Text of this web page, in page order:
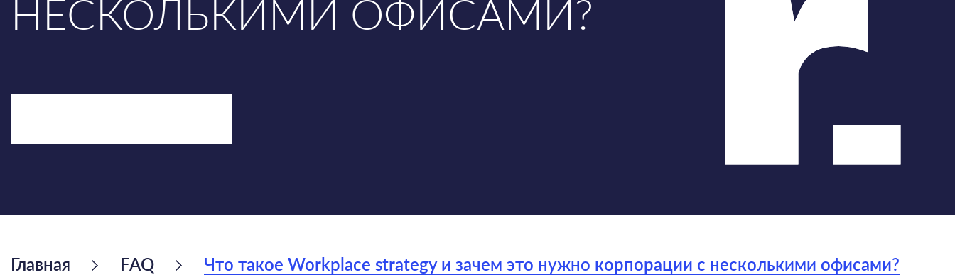
НЕСКОЛЬКИМИ ОФИСАМИ?
Главная FAQ Что такое Workplace strategy и зачем это нужно корпорации с несколькими офисами?